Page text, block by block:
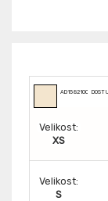
AD1582100
Velikost:
XS
Velikost:
S